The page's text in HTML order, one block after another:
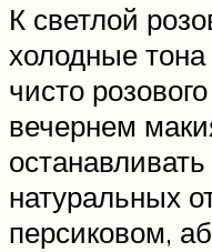
К светлой
холодные тона
чисто
вечернем
натуральных
персиковом,